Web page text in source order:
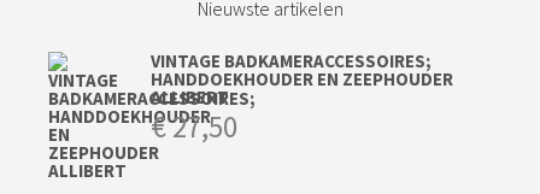
Nieuwste artikelen
VINTAGE BADKAMERACCESSOIRES;
HANDDOEKHOUDER EN ZEEPHOUDER
ALLIBERT
€27,50